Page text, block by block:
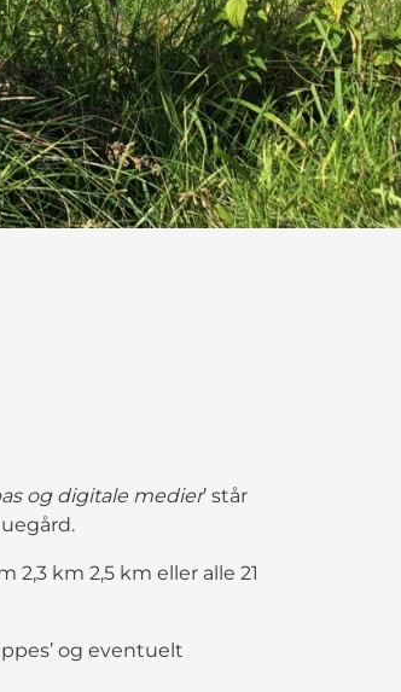
og digitale medier’ står
2,3 km 2,5 km eller alle 21
og eventuelt